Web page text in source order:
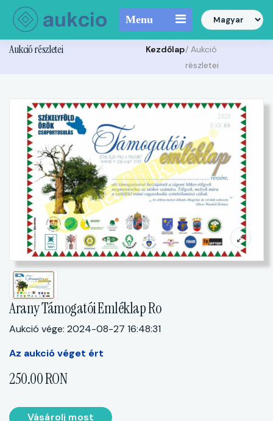
Menu
Aukció részletei Kezdőlap/ Aukció
részletei
Arany Támogatói Emléklap Ro
Aukció vége: 2024-08-27 16:48:31
Az aukció véget ért
250.00 RON
Vásárolj most